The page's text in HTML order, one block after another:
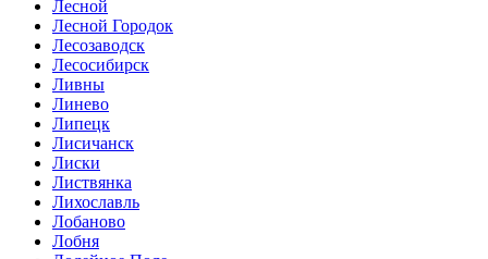
Лесной
Лесной Городок
Лесозаводск
Лесосибирск
Ливны
Линево
Липецк
Лисичанск
Лиски
Листвянка
Лихославль
Лобаново
Лобня